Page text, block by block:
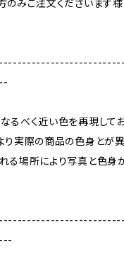
のみご注文くださいます
るべく近い色を再現してお
り実際の商品の色身とが異
る場所により写真と色身